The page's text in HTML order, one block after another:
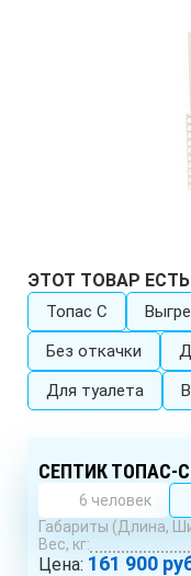
ЭТОТ ТОВАР
Топас C
Без откачки
Для туалета
СЕПТИК ТОПАС-
6 человек
Габариты (Длина,
Вес, кг:
Цена: 161 900